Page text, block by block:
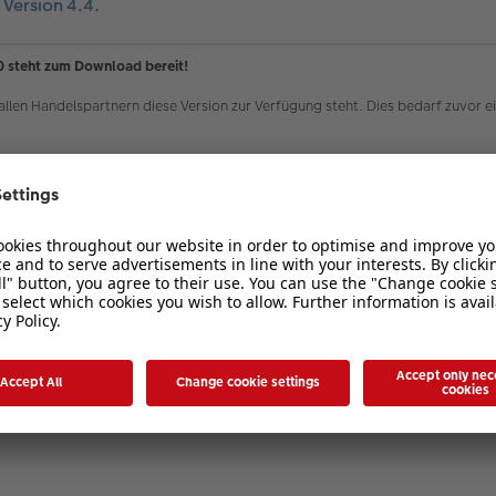
steht zum Download bereit!
Handelspartnern diese Version zur Verfügung steht. Dies bedarf zuvor
Neuerungen:
cm) in hochwertigen Einbänden!
jetzt mit bis zu 130 Seiten!
und viele neue Funktionen!
unserer Software und ganz besonders mit den fertigen Produkten!